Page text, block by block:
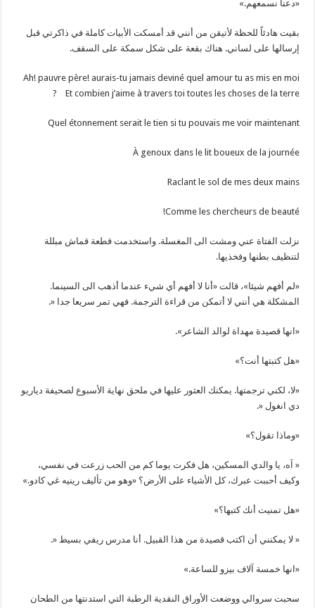
«دعنا نسمعهم.»
بقيت هادئاً للحظة لأتيقن من أنني قد أمسكت الأبيات كاملة في ذاكرتي قبل
إرسالها على لساني. هناك بقعة على شكل سمكة على السقف.
Ah! pauvre père! aurais-tu jamais deviné quel amour tu as mis en moi
Et combien j’aime à travers toi toutes les choses de la terre?
Quel étonnement serait le tien si tu pouvais me voir maintenant
À genoux dans le lit boueux de la journée
Raclant le sol de mes deux mains
Comme les chercheurs de beauté!
نزلت الفتاة عني ومشت الى المغسلة. واستخدمت قطعة قماش مبللة
لتنظيف بطنها وفخذيها.
«لم أفهم شيئا»، قالت «أنا لا أفهم أي شيء عندما أذهب الى السينما.
المشكلة هي أنني لا أتمكن من قراءة الترجمة. فهي تمر سريعا جدا «.
«انها قصيدة مهداة لوالد الشاعر».
«هل كتبتها أنت؟»
«لا، لكني ترجمتها. يمكنك العثور عليها في ملحق نهاية الأسبوع لصحيفة دياريو
دي انغول «.
«وماذا تقول؟»
« آه، يا والدي المسكين، هل فكرت يوما كم من الحب زرعت في نفسي،
وكيف أحببت عبرك، كل الأشياء على الأرض؟ «وهو من تأليف رينيه غي كادو.»
«هل تمنيت أنك كتبها؟»
« لا يمكنني أن اكتب قصيدة من هذا القبيل. أنا مدرس ريفي بسيط «.
«انها خمسة آلاف بيزو للساعة.»
سحبت سروالي ووضعت الأوراق النقدية الرطبة التي استدنتها من الطحان